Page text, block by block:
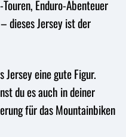
Enduro-Abenteuer
dieses Jersey ist der
Jersey eine gute Figur.
du es auch in deiner
für das Mountainbiken